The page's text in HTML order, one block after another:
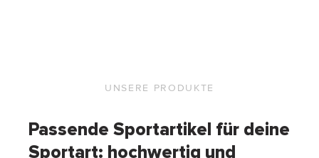
UNSERE PRODUKTE
Passende Sportartikel für deine
Sportart: hochwertig und